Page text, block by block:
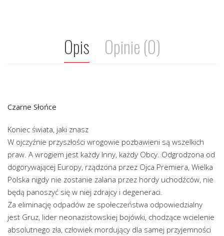
Opis Opinie (0)
Czarne Słońce
Koniec świata, jaki znasz
W ojczyźnie przyszłości wrogowie pozbawieni są wszelkich
praw. A wrogiem jest każdy Inny, każdy Obcy. Odgrodzona od
dogorywającej Europy, rządzona przez Ojca Premiera, Wielka
Polska nigdy nie zostanie zalana przez hordy uchodźców, nie
będą panoszyć się w niej zdrajcy i degeneraci.
Za eliminację odpadów ze społeczeństwa odpowiedzialny
jest Gruz, lider neonazistowskiej bojówki, chodzące wcielenie
absolutnego zła, człowiek mordujący dla samej przyjemności